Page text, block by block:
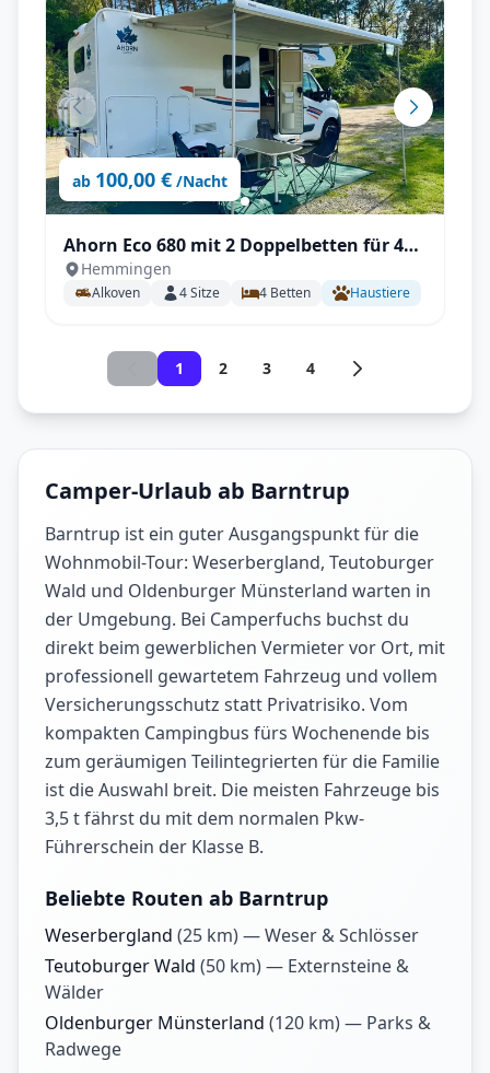
ab 100,00 € /Nacht
Ahorn Eco 680 mit 2 Doppelbetten für 4
Person
Hemmingen
Alkoven 4Sitze 4 Betten Haustiere
1 2 3 4
Camper-Urlaub ab Barntrup
Barntrup ist ein guter Ausgangspunkt für die
Wohnmobil-Tour: Weserbergland, Teutoburger
Wald und Oldenburger Münsterland warten in
der Umgebung. Bei Camperfuchs buchst du
direkt beim gewerblichen Vermieter vor Ort, mit
professionell gewartetem Fahrzeug und vollem
Versicherungsschutz statt Privatrisiko. Vom
kompakten Campingbus fürs Wochenende bis
zum geräumigen Teilintegrierten für die Familie
ist die Auswahl breit. Die meisten Fahrzeuge bis
3,5 t fährst du mit dem normalen Pkw-
Führerschein der Klasse B.
Beliebte Routen ab Barntrup
Weserbergland (25 km) —Weser & Schlösser
Teutoburger Wald (50 km) — Externsteine &
Wälder
Oldenburger Münsterland (120 km) — Parks &
Radwege